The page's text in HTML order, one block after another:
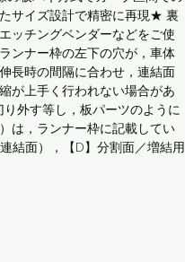
サイズ設計で精密に再現★ 裏
ッチングベンダーなどをご使
ンナー枠の左下の穴が，車体
長時の間隔に合わせ，連結面
が上手く行われない場合があ
外す等し，板パーツのように
は，ランナー枠に記載してい
結面），【D】分割面／増結用